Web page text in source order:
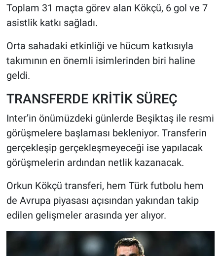
Toplam 31 maçta görev alan Kökçü, 6 gol ve 7
asistlik katkı sağladı.
Orta sahadaki etkinliği ve hücum katkısıyla
takımının en önemli isimlerinden biri haline
geldi.
TRANSFERDE KRİTİK SÜREÇ
Inter’in önümüzdeki günlerde Beşiktaş ile resmi
görüşmelere başlaması bekleniyor. Transferin
gerçekleşip gerçekleşmeyeceği ise yapılacak
görüşmelerin ardından netlik kazanacak.
Orkun Kökçü transferi, hem Türk futbolu hem
de Avrupa piyasası açısından yakından takip
edilen gelişmeler arasında yer alıyor.